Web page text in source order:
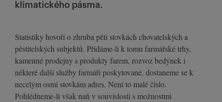
klimatického pásma.
Statistiky hovoří o zhruba pěti stovkách chovatelských a
pěstitelských subjektů. Přidáme-li k tomu farmářské trhy,
kamenné prodejny s produkty farem, rozvoz bedýnek i
některé další služby farmáři poskytované, dostaneme se k
necelým osmi stovkám adres. Není to malé číslo.
Pohlédneme-li však naň v souvislosti s možnostmi